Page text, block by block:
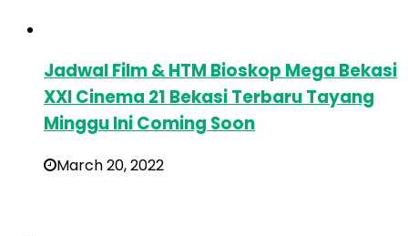
Jadwal Film & HTM Bioskop Mega Bekasi
XXI Cinema 21 Bekasi Terbaru Tayang
Minggu Ini Coming Soon
March 20, 2022